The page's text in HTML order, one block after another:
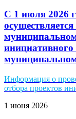
С 1 июля 2026
Информация о
отбора проектов
1 июня 2026